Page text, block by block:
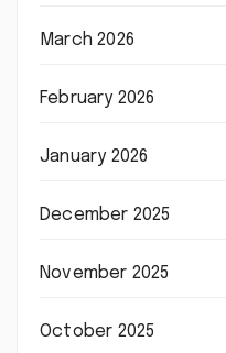
March 2026
February 2026
January 2026
December 2025
November 2025
October 2025